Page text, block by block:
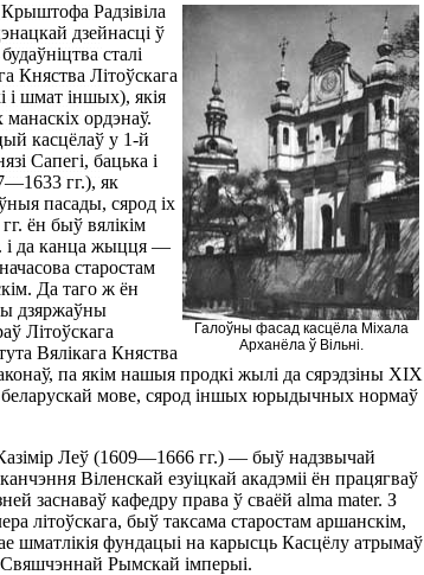
Галоўны фасад касцёла Міхала
Арханёла ў Вільні.
Радзівіла
дзейнасці ў
сталі
Княства Літоўскага
і шмат іншых), якія
манаскіх ордэнаў.
касцёлаў у 1-й
Сапегі, бацька і
гг.), як
пасады, сярод іх
ён быў вялікім
і да канца жыцця —
старостам
Да таго ж ён
дзяржаўны
Літоўскага
Вялікага Княства
па якім нашыя продкі жылі да сярэдзіны ХІХ
беларускай мове, сярод іншых юрыдычных нормаў
Леў (1609—1666 гг.) — быў надзвычай
Віленскай езуіцкай акадэміі ён працягваў
заснаваў кафедру права ў сваёй alma mater. З
літоўскага, быў таксама старостам аршанскім,
шматлікія фундацыі на карысць Касцёлу атрымаў
Рымскай імперыі.